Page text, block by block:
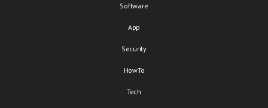
Software
App
Security
HowTo
Tech